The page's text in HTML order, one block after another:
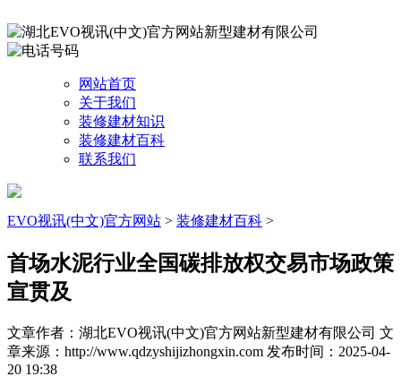
网站首页
关于我们
装修建材知识
装修建材百科
联系我们
EVO视讯(中文)官方网站 > 装修建材百科 >
首场水泥行业全国碳排放权交易市场政策
宣贯及
文章作者：湖北EVO视讯(中文)官方网站新型建材有限公司 文
章来源：http://www.qdzyshijizhongxin.com 发布时间：2025-04-
20 19:38